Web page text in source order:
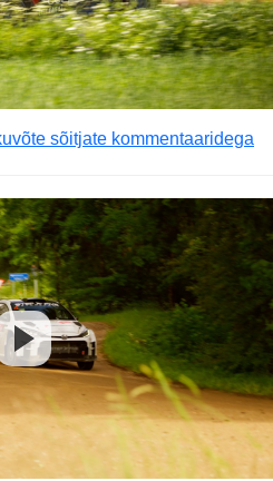
sõitjate kommentaaridega